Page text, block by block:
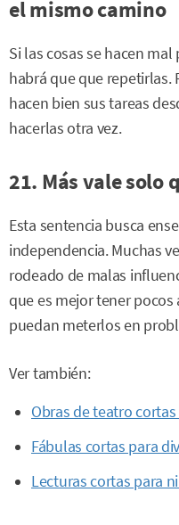
el mismo camino
Si las cosas se hacen
habrá que que repetirlas.
hacen bien sus tareas
hacerlas otra vez.
21. Más vale solo
Esta sentencia busca
independencia. Muchas
rodeado de malas
que es mejor tener
puedan meterlos en
Ver también:
Obras de teatro
Fábulas cortas para
Lecturas cortas para